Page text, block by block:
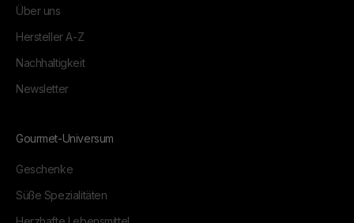
Über uns
Hersteller A-Z
Nachhaltigkeit
Newsletter
Gourmet-Universum
Geschenke
Süße Spezialitäten